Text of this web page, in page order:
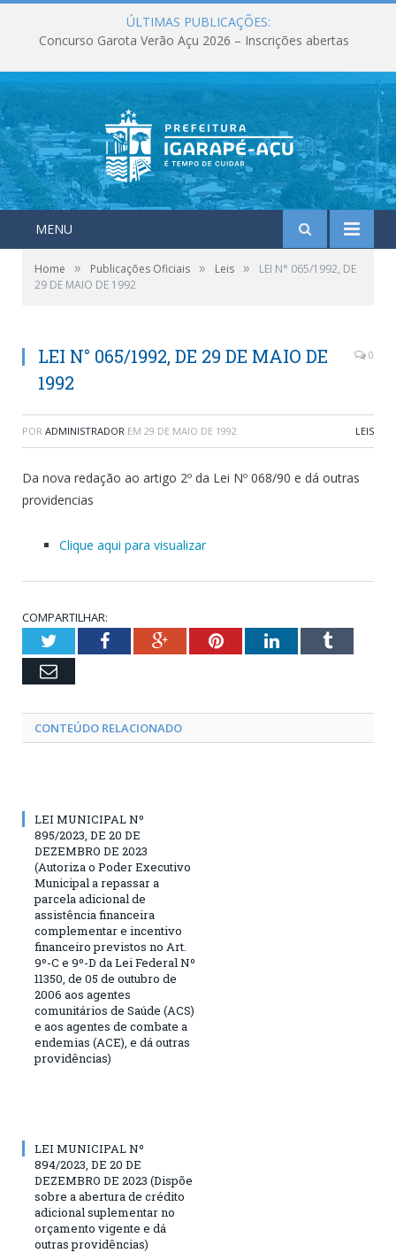
ÚLTIMAS PUBLICAÇÕES:
Concurso Garota Verão Açu 2026 – Inscrições abertas
MENU
Home » Publicações Oficiais » Leis »
LEI N° 065/1992, DE
29 DE MAIO DE 1992
LEI N° 065/1992, DE 29 DE MAIO DE
1992
0
POR ADMINISTRADOR EM 29 DE MAIO DE 1992 LEIS
Da nova redação ao artigo 2º da Lei Nº 068/90 e dá outras
providencias
Clique aqui para visualizar
COMPARTILHAR:
TwitterFacebookGoogle+PinterestLinkedInTumblr
Email
CONTEÚDO RELACIONADO
LEI MUNICIPAL Nº
895/2023, DE 20 DE
DEZEMBRO DE 2023
(Autoriza o Poder Executivo
Municipal a repassar a
parcela adicional de
assistência financeira
complementar e incentivo
financeiro previstos no Art.
9º-C e 9º-D da Lei Federal Nº
11350, de 05 de outubro de
2006 aos agentes
comunitários de Saúde (ACS)
e aos agentes de combate a
endemias (ACE), e dá outras
providências)
LEI MUNICIPAL Nº
894/2023, DE 20 DE
DEZEMBRO DE 2023 (Dispõe
sobre a abertura de crédito
adicional suplementar no
orçamento vigente e dá
outras providências)